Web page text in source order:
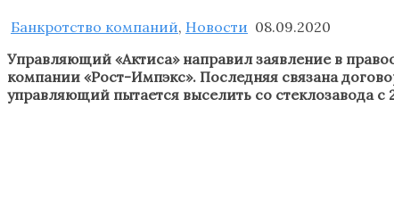
Банкротство компаний, Новости 08.09.2020
Управляющий «Актиса» направил заявление в
компании «Рост-Импэкс». Последняя связана
управляющий пытается выселить со стеклозавода